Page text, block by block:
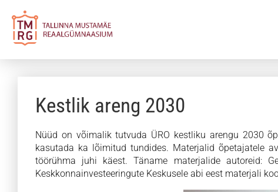
Kestlik areng 2030
Nüüd on võimalik tutvuda ÜRO kestliku arengu 2030
kasutada ka lõimitud tundides. Materjalid õpetajatele
töörühma juhi käest. Täname materjalide autoreid:
Keskkonnainvesteeringute Keskusele abi eest materjali